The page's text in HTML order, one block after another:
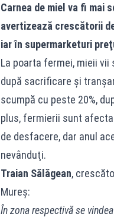
Carnea de miel va fi mai
avertizează crescătorii
iar în supermarketuri
La poarta fermei, mieii
după sacrificare şi
scumpă cu peste 20%,
plus, fermierii sunt
de desfacere, dar anul
nevânduţi.
Traian Sălăgean,
Mureş:
În zona respectivă se